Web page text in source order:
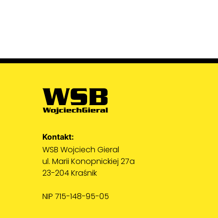
Kontakt:
WSB Wojciech Gieral
ul. Marii Konopnickiej 27a
23-204 Kraśnik
NIP 715-148-95-05